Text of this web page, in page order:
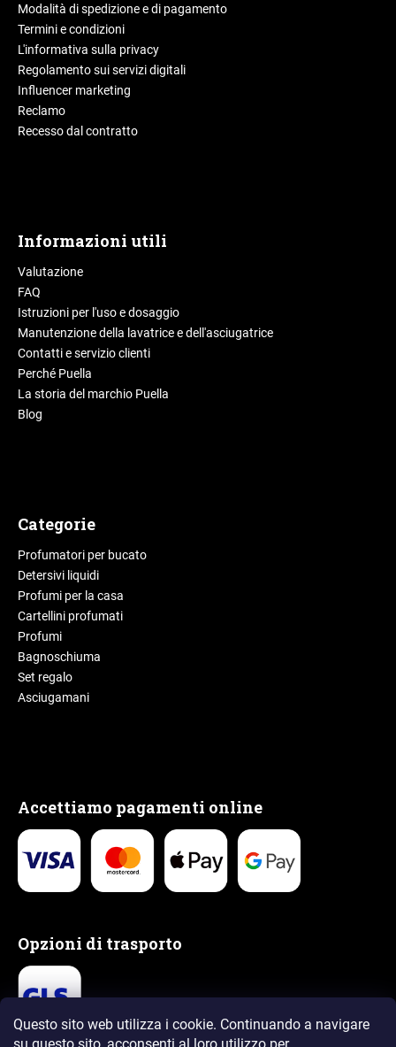
Questo sito web utilizza i cookie. Continuando a navigare
Modalità di spedizione e di pagamento
Termini e condizioni
L'informativa sulla privacy
Regolamento sui servizi digitali
Influencer marketing
Reclamo
Recesso dal contratto
Informazioni utili
Valutazione
FAQ
Istruzioni per l'uso e dosaggio
Manutenzione della lavatrice e dell'asciugatrice
Contatti e servizio clienti
Perché Puella
La storia del marchio Puella
Blog
Categorie
Profumatori per bucato
Detersivi liquidi
Profumi per la casa
Cartellini profumati
Profumi
Bagnoschiuma
Set regalo
Asciugamani
Accettiamo pagamenti online
Opzioni di trasporto